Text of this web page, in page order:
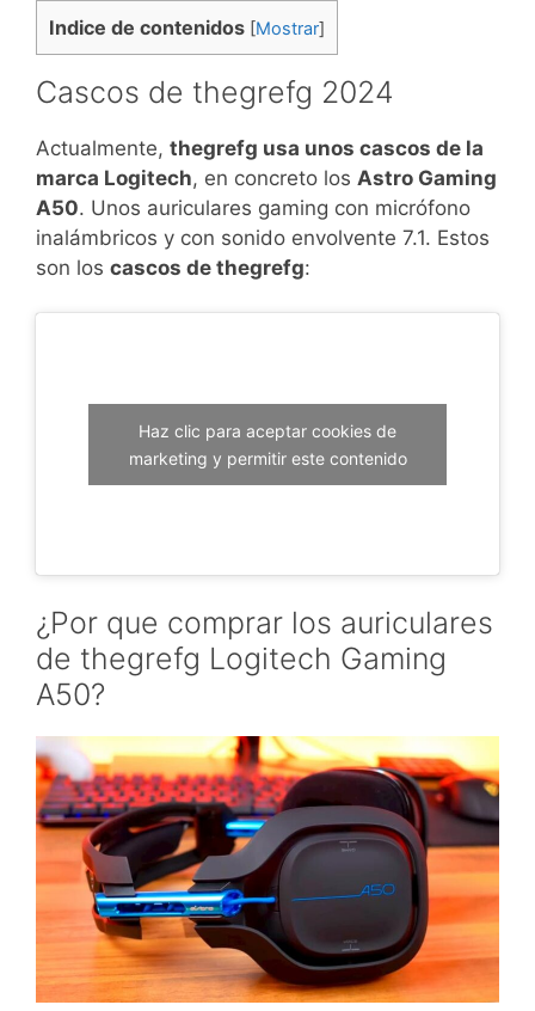
Indice de contenidos [Mostrar]
Cascos de thegrefg 2024
Actualmente, thegrefg usa unos cascos de la
marca Logitech, en concreto los Astro Gaming
A50. Unos auriculares gaming con micrófono
inalámbricos y con sonido envolvente 7.1. Estos
son los cascos de thegrefg:
Haz clic para aceptar cookies de
marketing y permitir este contenido
¿Por que comprar los auriculares
de thegrefg Logitech Gaming
A50?